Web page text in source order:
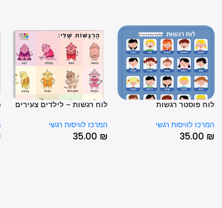
פוסטר רגשות
לוויסות רגשי
35.00
לוח רגשות – לילדים צעירים
המרכז לוויסות רגשי
35.00
גודל